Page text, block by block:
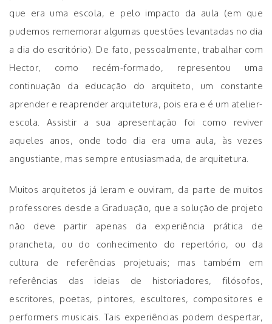
que era uma escola, e pelo impacto da aula (em que
pudemos rememorar algumas questões levantadas no dia
a dia do escritório). De fato, pessoalmente, trabalhar com
Hector, como recém-formado, representou uma
continuação da educação do arquiteto, um constante
aprender e reaprender arquitetura, pois era e é um atelier-
escola. Assistir a sua apresentação foi como reviver
aqueles anos, onde todo dia era uma aula, às vezes
angustiante, mas sempre entusiasmada, de arquitetura.
Muitos arquitetos já leram e ouviram, da parte de muitos
professores desde a Graduação, que a solução de projeto
não deve partir apenas da experiência prática de
prancheta, ou do conhecimento do repertório, ou da
cultura de referências projetuais; mas também em
referências das ideias de historiadores, filósofos,
escritores, poetas, pintores, escultores, compositores e
performers musicais. Tais experiências podem despertar,